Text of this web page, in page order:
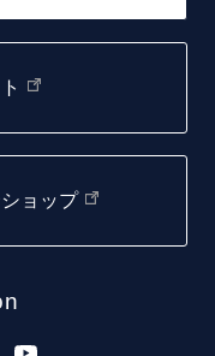
川本店
ョップ